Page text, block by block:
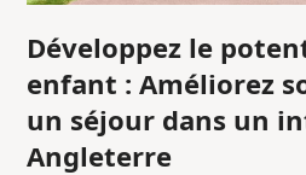
Développez le
enfant : Améliorez
un séjour dans un
Angleterre